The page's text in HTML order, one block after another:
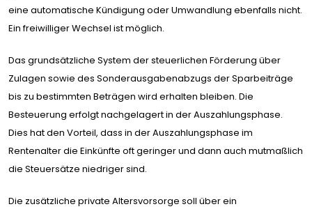
eine automatische Kündigung oder Umwandlung ebenfalls nicht.
Ein freiwilliger Wechsel ist möglich.
Das grundsätzliche System der steuerlichen Förderung über
Zulagen sowie des Sonderausgabenabzugs der Sparbeiträge
bis zu bestimmten Beträgen wird erhalten bleiben. Die
Besteuerung erfolgt nachgelagert in der Auszahlungsphase.
Dies hat den Vorteil, dass in der Auszahlungsphase im
Rentenalter die Einkünfte oft geringer und dann auch mutmaßlich
die Steuersätze niedriger sind.
Die zusätzliche private Altersvorsorge soll über ein